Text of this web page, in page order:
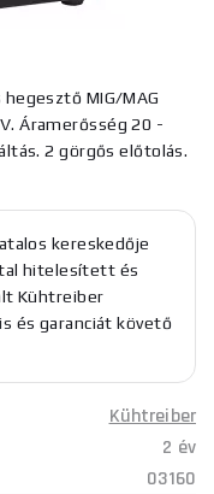
MIG/MAG
Áramerősség 20 -
2 görgős előtolás.
kereskedője
hitelesített és
Kühtreiber
és garanciát követő
Kühtreiber
2 év
03160